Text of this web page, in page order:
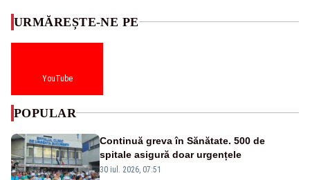
URMĂREȘTE-NE PE
YouTube
POPULAR
Continuă greva în Sănătate. 500 de
spitale asigură doar urgențele
30 iul. 2026, 07:51